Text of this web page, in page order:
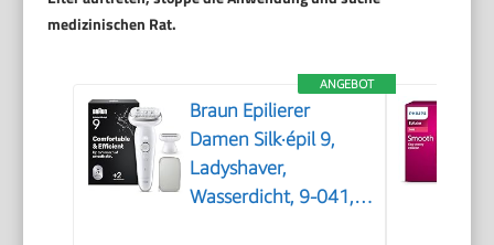
medizinischen Rat.
ANGEBOT
Braun Epilierer
Damen Silk·épil 9,
Ladyshaver,
Wasserdicht, 9-041,